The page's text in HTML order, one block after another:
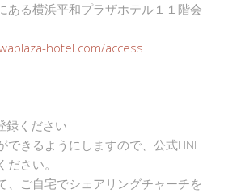
ある横浜平和プラザホテル１１階会
hotel.com/access
録ください
できるようにしますので、公式LINE
さい。
、ご自宅でシェアリングチャーチを